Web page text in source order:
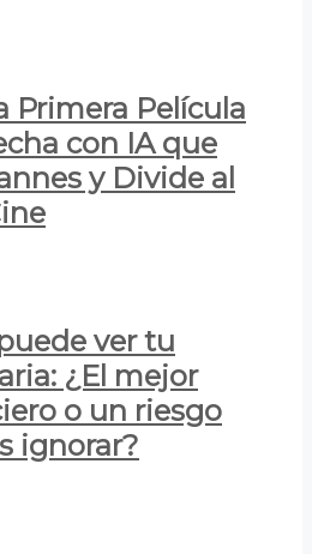
Primera Película
con IA que
y Divide al
ver tu
¿El mejor
o un riesgo
ignorar?